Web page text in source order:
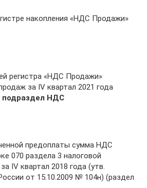
накопления «НДС Продажи»
регистра «НДС Продажи»
за IV квартал 2021 года
НДС
предоплаты сумма НДС
070 раздела 3 налоговой
IV квартал 2018 года (утв.
от 15.10.2009 № 104н) (раздел